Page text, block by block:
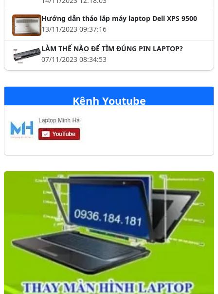
Hướng dẫn tháo lắp máy laptop Dell XPS 9500
13/11/2023 09:37:16
LÀM THẾ NÀO ĐỂ TÌM ĐÚNG PIN LAPTOP?
07/11/2023 08:34:53
Kênh Youtube